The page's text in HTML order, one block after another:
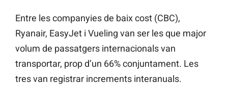
Entre les companyies de baix cost (CBC),
Ryanair, EasyJet i Vueling van ser les que major
volum de passatgers internacionals van
transportar, prop d’un 66% conjuntament. Les
tres van registrar increments interanuals.